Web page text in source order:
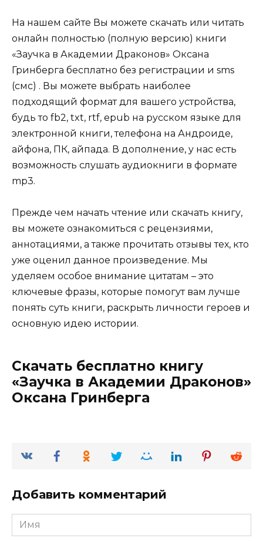
На нашем сайте Вы можете скачать или читать
онлайн полностью (полную версию) книги
«Заучка в Академии Драконов» Оксана
Гринберга бесплатно без регистрации и sms
(смс) . Вы можете выбрать наиболее
подходящий формат для вашего устройства,
будь то fb2, txt, rtf, epub на русском языке для
электронной книги, телефона на Андроиде,
айфона, ПК, айпада. В дополнение, у нас есть
возможность слушать аудиокниги в формате
mp3.
Прежде чем начать чтение или скачать книгу,
вы можете ознакомиться с рецензиями,
аннотациями, а также прочитать отзывы тех, кто
уже оценил данное произведение. Мы
уделяем особое внимание цитатам – это
ключевые фразы, которые помогут вам лучше
понять суть книги, раскрыть личности героев и
основную идею истории.
Скачать бесплатно книгу
«Заучка в Академии Драконов»
Оксана Гринберга
Добавить комментарий
Имя
*